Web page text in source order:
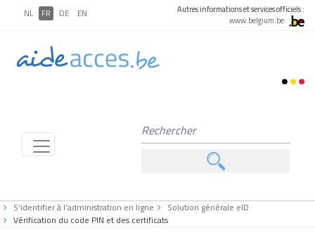
NL FR DE EN
Autres informations et services officiels :
www.belgium.be
S'identifier à l'administration en ligne
Solution générale eID
Vérification du code PIN et des certificats